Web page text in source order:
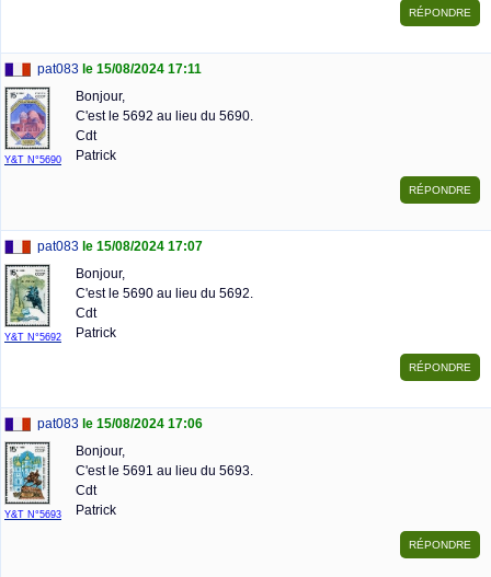
pat083 le 15/08/2024 17:11
Y&T N°5690
Bonjour,
C'est le 5692 au lieu du 5690.
Cdt
Patrick
pat083 le 15/08/2024 17:07
Y&T N°5692
Bonjour,
C'est le 5690 au lieu du 5692.
Cdt
Patrick
pat083 le 15/08/2024 17:06
Y&T N°5693
Bonjour,
C'est le 5691 au lieu du 5693.
Cdt
Patrick